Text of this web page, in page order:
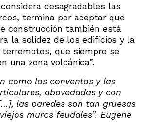
desagradables las
termina por aceptar que
construcción también está
la solidez de los edificios y la
terremotos, que siempre se
una zona volcánica”.
como los conventos y las
abovedadas y con
las paredes son tan gruesas
muros feudales”. Eugene